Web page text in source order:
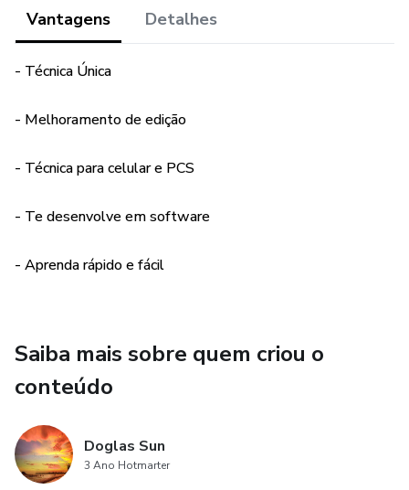
Vantagens Detalhes
- Técnica Única
- Melhoramento de edição
- Técnica para celular e PCS
- Te desenvolve em software
- Aprenda rápido e fácil
Saiba mais sobre quem criou o
conteúdo
Doglas Sun
3 Ano Hotmarter